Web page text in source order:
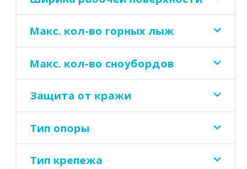
Макс. кол-во горных лыж
Макс. кол-во сноубордов
Защита от кражи
Тип опоры
Тип крепежа